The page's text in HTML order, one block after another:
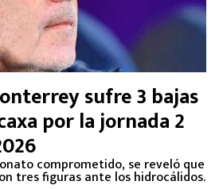
sufre 3 bajas
por la jornada 2
comprometido, se reveló que
tres figuras ante los hidrocálidos.